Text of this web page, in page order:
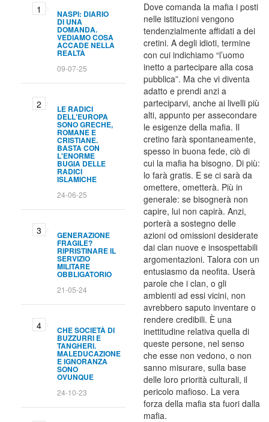
NASPI: DIARIO
DI UNA
DOMANDA.
VEDIAMO COSA
ACCADE NELLA
REALTÀ
09-07-25
LE RADICI
DELL'EUROPA
SONO GRECHE,
ROMANE E
CRISTIANE.
BASTA CON
L'ENORME
BUGIA DELLE
RADICI
ISLAMICHE
24-06-25
GENERAZIONE
FRAGILE?
RIPRISTINARE IL
SERVIZIO
MILITARE
OBBLIGATORIO
21-05-24
CHE SOCIETÀ DI
BUZZURRI E
TANGHERI.
MALEDUCAZIONE
E IGNORANZA
SONO
OVUNQUE
24-10-23
Dove comanda la mafia i posti
nelle istituzioni vengono
tendenzialmente affidati a dei
cretini. A degli idioti, termine
con cui indichiamo “l’uomo
inetto a partecipare alla cosa
pubblica”. Ma che vi diventa
adatto e prendi anzi a
parteciparvi, anche ai livelli più
alti, appunto per assecondare
le esigenze della mafia. Il
cretino farà spontaneamente,
spesso in buona fede, ciò di
cui la mafia ha bisogno. Di più:
lo farà gratis. E se ci sarà da
omettere, ometterà. Più in
generale: se bisognerà non
capire, lui non capirà. Anzi,
porterà a sostegno delle
azioni od omissioni desiderate
dai clan nuove e insospettabili
argomentazioni. Talora con un
entusiasmo da neofita. Userà
parole che i clan, o gli
ambienti ad essi vicini, non
avrebbero saputo inventare o
rendere credibili. È una
inettitudine relativa quella di
queste persone, nel senso
che esse non vedono, o non
sanno misurare, sulla base
delle loro priorità culturali, il
pericolo mafioso. La vera
forza della mafia sta fuori dalla
mafia.